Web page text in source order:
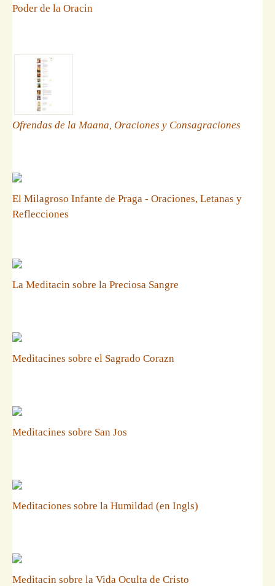
Poder de la Oracin
Ofrendas de la Maana, Oraciones y Consagraciones
El Milagroso Infante de Praga - Oraciones, Letanas y
Reflecciones
La Meditacin sobre la Preciosa Sangre
Meditacines sobre el Sagrado Corazn
Meditacines sobre San Jos
Meditaciones sobre la Humildad (en Ingls)
Meditacin sobre la Vida Oculta de Cristo